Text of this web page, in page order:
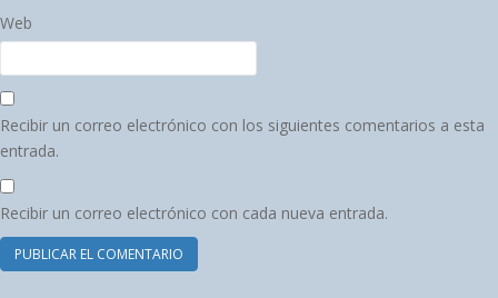
Web
Recibir un correo electrónico con los siguientes comentarios a esta
entrada.
Recibir un correo electrónico con cada nueva entrada.